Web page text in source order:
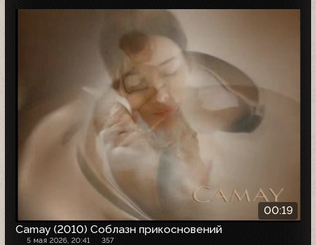
00:19
Camay (2010) Соблазн прикосновений
5 мая 2026, 20:41 357